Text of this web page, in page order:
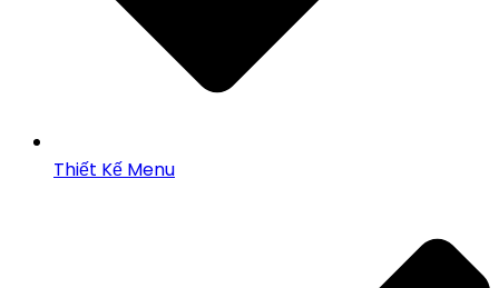
Thiết Kế Menu